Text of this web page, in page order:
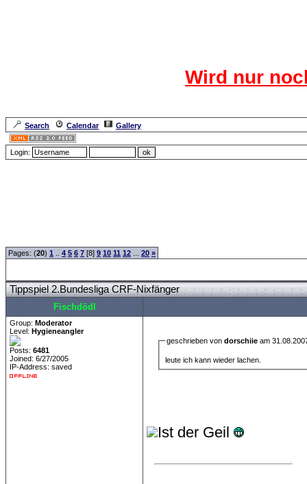
Wird nur
Search Calendar
Gallery
Login:
Pages: (20) 1 4 5 6 7 [8] 9 10 11 12 20 »
Tippspiel 2.Bundesliga CRF-Nixfänger
Fischdödl
Group: Moderator
Level: Hygieneangler
Posts: 6481
Joined: 6/27/2005
IP-Address: saved
geschrieben vondorschiie am
leute ich kann wieder lachen.
Ist der Geil